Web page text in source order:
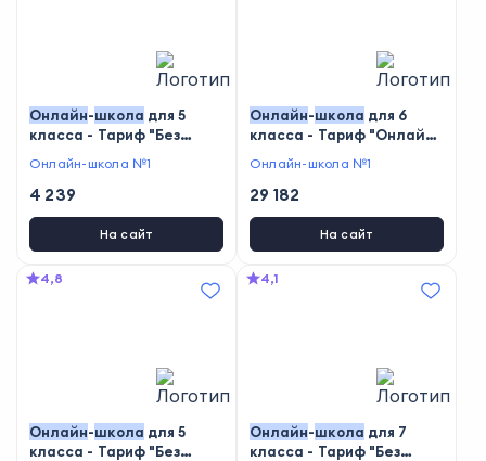
Онлайн-школа для 5
класса - Тариф "Без
Онлайн-школа №1
4 239
На сайт
Онлайн-школа для 6
класса - Тариф "Онлайн-
Онлайн-школа №1
29 182
На сайт
4,8
Онлайн-школа для 5
класса - Тариф "Без
4,1
Онлайн-школа для 7
класса - Тариф "Без